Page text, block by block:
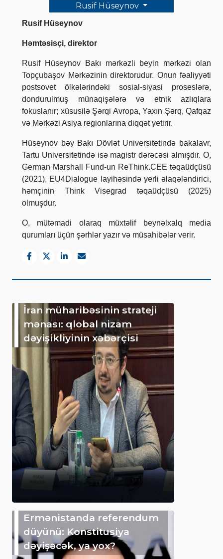
Rusif Hüseynov
Rusif Hüseynov
Həmtəsisçi, direktor
Rusif Hüseynov Bakı mərkəzli beyin mərkəzi olan
Topçubaşov Mərkəzinin direktorudur. Onun fəaliyyəti
postsovet ölkələrindəki sosial-siyasi proseslərə,
dondurulmuş münaqişələrə və etnik azlıqlara
fokuslanır; xüsusilə Şərqi Avropa, Yaxın Şərq, Qafqaz
və Mərkəzi Asiya regionlarına diqqət yetirir.
Hüseynov bəy Bakı Dövlət Universitetində bakalavr,
Tartu Universitetində isə magistr dərəcəsi almışdır. O,
German Marshall Fund-un ReThink.CEE təqaüdçüsü
(2021), EU4Dialogue layihəsində yerli əlaqələndirici,
həmçinin Think Visegrad təqaüdçüsü (2025)
olmuşdur.
O, mütəmadi olaraq müxtəlif beynəlxalq media
qurumları üçün şərhlər yazır və müsahibələr verir.
İran müharibəsinin strateji
mənası: qlobal nizam
dəyişikliyinin xəbərçisi
Ermənistanda referendum
düyünü: Konstitusiya
dəyişəcək, ya yox?